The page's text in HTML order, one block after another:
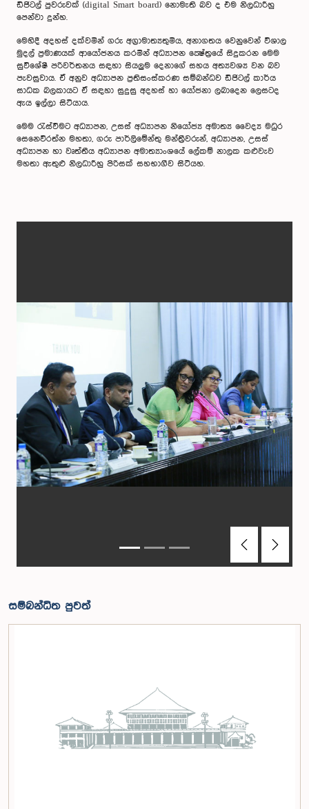
ඩිජිටල් පුවරුවක් (digital Smart board) නොමැති බව ද එම නිලධාරීහු
පෙන්වා දුන්හ.
මෙහිදී අදහස් දක්වමින් ගරු අග්‍රාමාත්‍යතුමිය, අනාගතය වෙනුවෙන් විශාල
මුදල් ප්‍රමාණයක් ආයෝජනය කරමින් අධ්‍යාපන ක්‍ෂේත්‍රයේ සිදුකරන මෙම
සුවිශේෂී පරිවර්තනය සඳහා සියලුම දෙනාගේ සහය අත්‍යවශ්‍ය වන බව
පැවසුවාය. ඒ අනුව අධ්‍යාපන ප්‍රතිසංස්කරණ සම්බන්ධව ඩිජිටල් කාර්ය
සාධක බලකායට ඒ සඳහා සුදුසු අදහස් හා යෝජනා ලබාදෙන ලෙසටද
ඇය ඉල්ලා සිටියාය.
මෙම රැස්වීමට අධ්‍යාපන, උසස් අධ්‍යාපන නියෝජ්‍ය අමාත්‍ය වෛද්‍ය මධුර
සෙනෙවිරත්න මහතා, ගරු පාර්ලිමේන්තු මන්ත්‍රීවරුන්, අධ්‍යාපන, උසස්
අධ්‍යාපන හා වෘත්තීය අධ්‍යාපන අමාත්‍යාංශයේ ලේකම් නාලක කළුවැව
මහතා ඇතුළු නිලධාරීහු පිරිසක් සහභාගීව සිටියහ.
PreviousNext
සම්බන්ධිත පුවත්